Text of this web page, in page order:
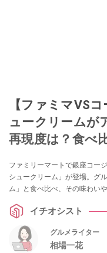
【ファミマVS
ュークリームが
再現度は？食べ
ファミリーマートで銀座コー
シュークリーム」が登場。グ
ム」と食べ比べ、その味わい
イチオシスト
グルメライター
相場一花